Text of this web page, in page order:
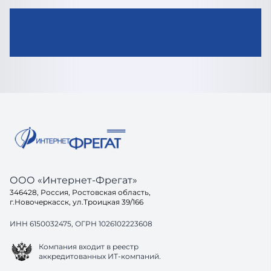
ООО «Интернет-Фрегат»
346428, Россия, Ростовская область,
г.Новочеркасск, ул.Троицкая 39/166
ИНН 6150032475, ОГРН 1026102223608
Компания входит в реестр
аккредитованных ИТ-компаний.